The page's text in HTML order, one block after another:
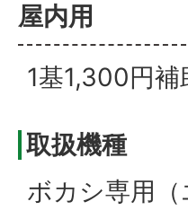
屋内用
1基1,300円補
取扱機種
ボカシ専用